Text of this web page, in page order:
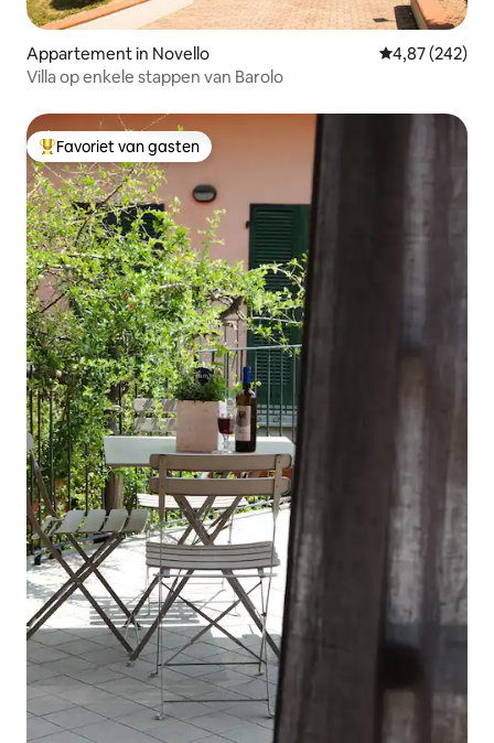
Appartement in Novello Gemiddelde
4,87 (242)
Villa op enkele stappen van Barolo
Topfavoriet van gasten
Favoriet van gasten